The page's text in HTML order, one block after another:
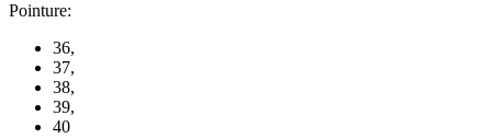
Pointure:
36,
37,
38,
39,
40